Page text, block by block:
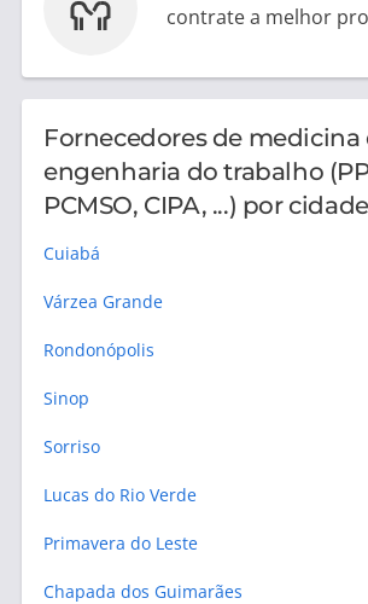
contrate a melhor
Fornecedores de medicina
engenharia do trabalho
PCMSO, CIPA, ...) por cidade
Cuiabá
Várzea Grande
Rondonópolis
Sinop
Sorriso
Lucas do Rio Verde
Primavera do Leste
Chapada dos Guimarães